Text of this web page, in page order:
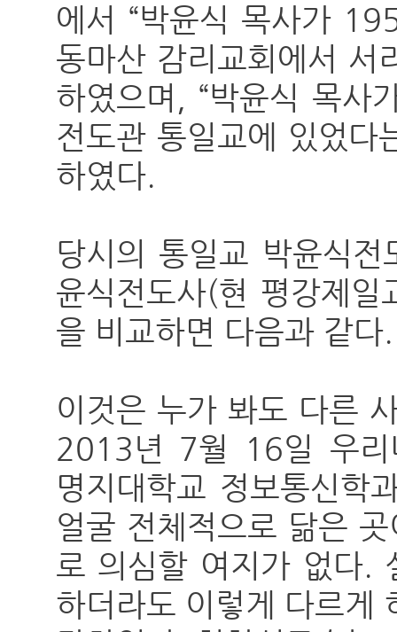
에서 “박윤식 목사가
동마산 감리교회에서 서
하였으며, “박윤식 목사
전도관 통일교에 있었다
하였다.
당시의 통일교 박윤식
윤식전도사(현 평강제
을 비교하면 다음과 같다.
이것은 누가 봐도 다른
2013년 7월 16일 우리
명지대학교 정보통신학
얼굴 전체적으로 닮은
로 의심할 여지가 없다.
하더라도 이렇게 다르게